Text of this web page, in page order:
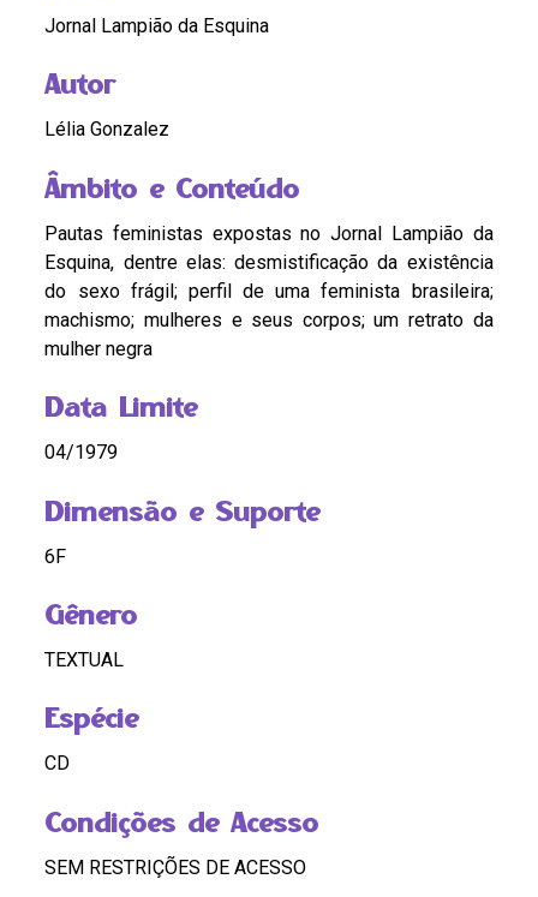
Jornal Lampião da Esquina
Autor
Lélia Gonzalez
Âmbito e Conteúdo
Pautas feministas expostas no Jornal Lampião da
Esquina, dentre elas: desmistificação da existência
do sexo frágil; perfil de uma feminista brasileira;
machismo; mulheres e seus corpos; um retrato da
mulher negra
Data Limite
04/1979
Dimensão e Suporte
6F
Gênero
TEXTUAL
Espécie
CD
Condições de Acesso
SEM RESTRIÇÕES DE ACESSO